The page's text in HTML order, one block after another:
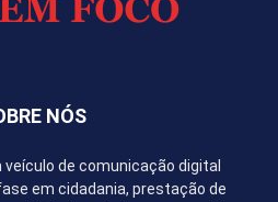
NÓS
veículo de comunicação digital
em cidadania, prestação de